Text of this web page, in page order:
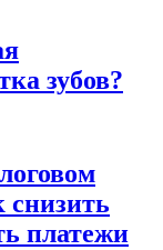
зубов?
снизить
платежи